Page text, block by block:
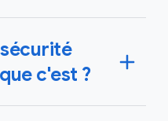
d'exploitation
vos appareils iPhone,
liens sur lesquels
dans
c'est ?